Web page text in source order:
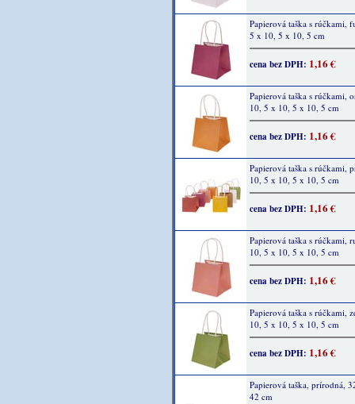
Papierová taška s rúčkami,
5 x 10, 5 x 10, 5 cm
cena bez DPH: 1,16 €
Papierová taška s rúčkami,
10, 5 x 10, 5 x 10, 5 cm
cena bez DPH: 1,16 €
Papierová taška s rúčkami,
10, 5 x 10, 5 x 10, 5 cm
cena bez DPH: 1,16 €
Papierová taška s rúčkami,
10, 5 x 10, 5 x 10, 5 cm
cena bez DPH: 1,16 €
Papierová taška s rúčkami,
10, 5 x 10, 5 x 10, 5 cm
cena bez DPH: 1,16 €
Papierová taška, prírodná,
42 cm